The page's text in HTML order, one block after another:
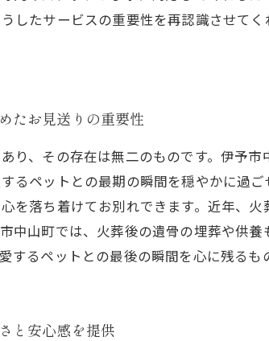
したサービスの重要性を再認識させて
たお見送りの重要性
り、その存在は無二のものです。伊予
るペットとの最期の瞬間を穏やかに過
を落ち着けてお別れできます。近年、
中山町では、火葬後の遺骨の埋葬や供
するペットとの最後の瞬間を心に残るも
と安心感を提供